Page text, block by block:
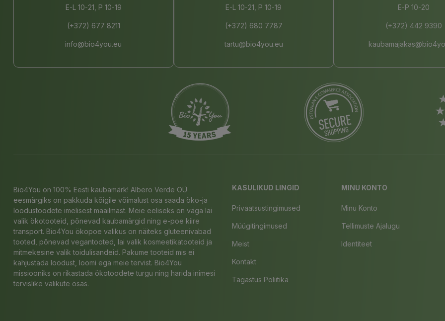
E-L 10-21, P 10-19
(+372) 677 8211
info@bio4you.eu
E-L 10-21, P 10-19
(+372) 680 7787
tartu@bio4you.eu
E-P 10-20
(+372) 442 9390
Bio4You on 100% Eesti kaubamärk! Albero Verde OÜ
eesmärgiks on pakkuda kõigile võimalust osa saada öko-ja
loodustoodete imelisest maailmast. Meie eeliseks on väga lai
valik ökotooteid, põnevad kaubamärgid ning e-poe kiire
transport. Bio4You ökopoe valikus on näiteks gluteenivabad
tooted, põnevad vegantooted, lai valik kosmeetikatooteid ja
mitmekesine valik toidulisandeid. Pakume tooteid mis ei
kahjustada loodust, loomi ega meie tervist. Bio4You
missiooniks on rikastada ökotoodete turgu ning harida inimesi
tervislike valikute osas.
KASULIKUD LINGID
Privaatsustingimused
Müügitingimused
Meist
Kontakt
Tagastus Poliitika
MINU KONTO
Minu Konto
Tellimuste Ajalugu
Identiteet